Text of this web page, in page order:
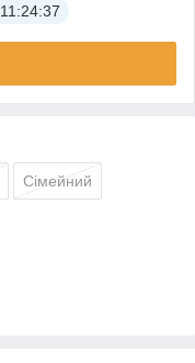
11:24:37
Сімейний